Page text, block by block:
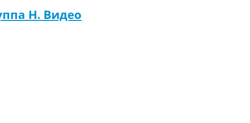
H. Видео